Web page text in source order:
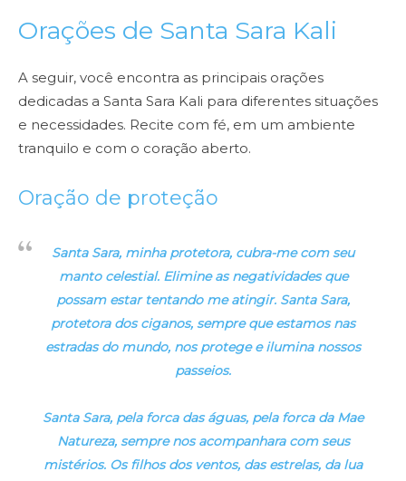
Orações de Santa Sara Kali
A seguir, você encontra as principais orações
dedicadas a Santa Sara Kali para diferentes situações
e necessidades. Recite com fé, em um ambiente
tranquilo e com o coração aberto.
Oração de proteção
Santa Sara, minha protetora, cubra-me com seu
manto celestial. Elimine as negatividades que
possam estar tentando me atingir. Santa Sara,
protetora dos ciganos, sempre que estamos nas
estradas do mundo, nos protege e ilumina nossos
passeios.
Santa Sara, pela forca das águas, pela forca da Mae
Natureza, sempre nos acompanhara com seus
mistérios. Os filhos dos ventos, das estrelas, da lua